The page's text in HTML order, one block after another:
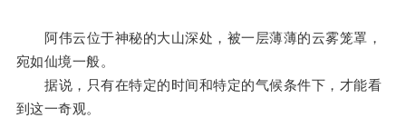
阿伟云位于神秘的大山深处，被一层薄薄的云雾笼罩，
宛如仙境一般。
据说，只有在特定的时间和特定的气候条件下，才能看
到这一奇观。